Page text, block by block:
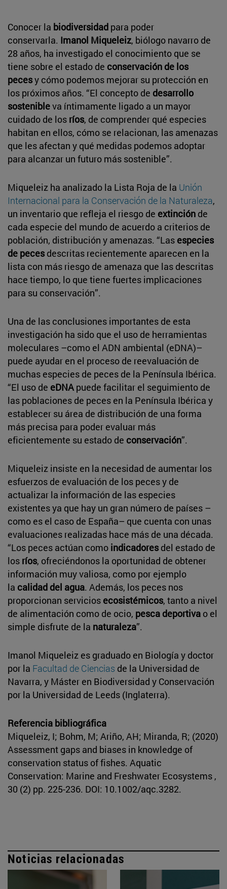
Conocer la biodiversidad para poder
conservarla. Imanol Miqueleiz, biólogo navarro de
28 años, ha investigado el conocimiento que se
tiene sobre el estado de conservación de los
pecesy cómo podemos mejorar su protección en
los próximos años. “El concepto de desarrollo
sostenibleva íntimamente ligado a un mayor
cuidado de los ríos, de comprender qué especies
habitan en ellos, cómo se relacionan, las amenazas
que les afectan y qué medidas podemos adoptar
para alcanzar un futuro más sostenible”.
Miqueleiz ha analizado la Lista Roja de la Unión
Internacional para la Conservación de la Naturaleza,
un inventario que refleja el riesgo de extinción de
cada especie del mundo de acuerdo a criterios de
población, distribución y amenazas. “Las especies
de pecesdescritas recientemente aparecen en la
lista con más riesgo de amenaza que las descritas
hace tiempo, lo que tiene fuertes implicaciones
para su conservación”.
Una de las conclusiones importantes de esta
investigación ha sido que el uso de herramientas
moleculares –como el ADN ambiental (eDNA)–
puede ayudar en el proceso de reevaluación de
muchas especies de peces de la Península Ibérica.
“El uso de eDNApuede facilitar el seguimiento de
las poblaciones de peces en la Península Ibérica y
establecer su área de distribución de una forma
más precisa para poder evaluar más
eficientemente su estado de conservación”.
Miqueleiz insiste en la necesidad de aumentar los
esfuerzos de evaluación de los peces y de
actualizar la información de las especies
existentes ya que hay un gran número de países –
como es el caso de España– que cuenta con unas
evaluaciones realizadas hace más de una década.
“Los peces actúan como indicadoresdel estado de
los ríos, ofreciéndonos la oportunidad de obtener
información muy valiosa, como por ejemplo
la calidad del agua. Además, los peces nos
proporcionan servicios ecosistémicos, tanto a nivel
de alimentación como de ocio, pesca deportiva o el
simple disfrute de la naturaleza”.
Imanol Miqueleiz es graduado en Biología y doctor
por la Facultad de Ciencias de la Universidad de
Navarra, y Máster en Biodiversidad y Conservación
por la Universidad de Leeds (Inglaterra).
Referencia bibliográfica
Miqueleiz, I; Bohm, M; Ariño, AH; Miranda, R; (2020)
Assessment gaps and biases in knowledge of
conservation status of fishes. Aquatic
Conservation: Marine and Freshwater Ecosystems ,
30 (2) pp. 225-236. DOI: 10.1002/aqc.3282.
Noticias relacionadas